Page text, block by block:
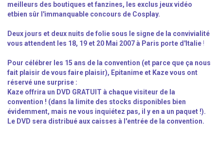
meilleurs des boutiques et fanzines, les exclus jeux vidéo
etbien sûr l'immanquable concours de Cosplay.
Deux jours et deux nuits de folie sous le signe de la convivialité
vous attendent les 18, 19 et 20 Mai 2007 à Paris porte d'Italie !
Pour célébrer les 15 ans de la convention (et parce que ça nous
fait plaisir de vous faire plaisir), Epitanime et Kaze vous ont
réservé une surprise :
Kaze offrira un DVD GRATUIT à chaque visiteur de la
convention ! (dans la limite des stocks disponibles bien
évidemment, mais ne vous inquiétez pas, il y en a un paquet !).
Le DVD sera distribué aux caisses à l'entrée de la convention.